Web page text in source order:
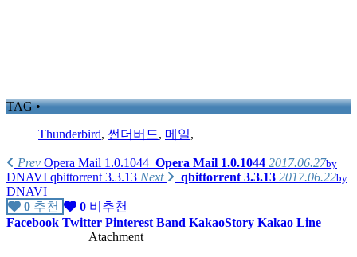
TAG •
Thunderbird, 썬더버드, 메일,
Prev Opera Mail 1.0.1044 Opera Mail 1.0.1044 2017.06.27by
DNAVI qbittorrent 3.3.13 Next qbittorrent 3.3.13 2017.06.22by
DNAVI
0 추천 0 비추천
Facebook Twitter Pinterest Band KakaoStory Kakao Line
Atachment